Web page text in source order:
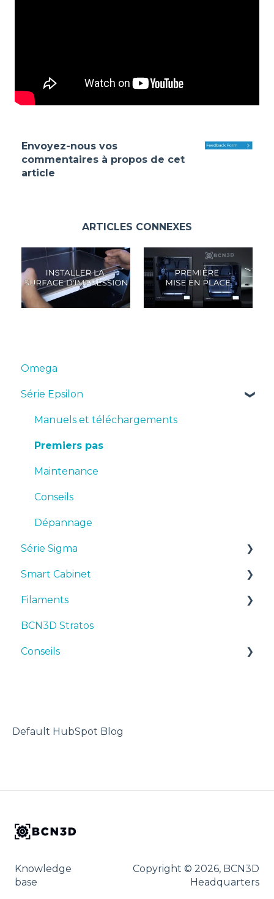
Envoyez-nous vos
commentaires à propos de cet
article
ARTICLES CONNEXES
Omega
Série Epsilon
Manuels et téléchargements
Premiers pas
Maintenance
Conseils
Dépannage
Série Sigma
Manuels et téléchargements
Premiers pas
Maintenance
Conseils
Smart Cabinet
Manuals & Downloads
First steps
Maintenance
Filaments
Suggestions
TPU
BCN3D Stratos
Conseils
Default HubSpot Blog
Knowledge
base
Copyright © 2026, BCN3D
Headquarters